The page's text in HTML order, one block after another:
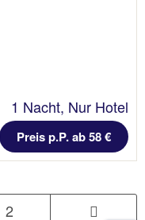
1 Nacht, Nur Hotel
Preis p.P. ab 58 €
2